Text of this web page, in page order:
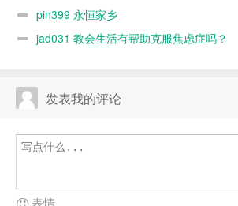
pin399 永恒家乡
jad031 教会生活有帮助克服焦虑症吗？
发表我的评论